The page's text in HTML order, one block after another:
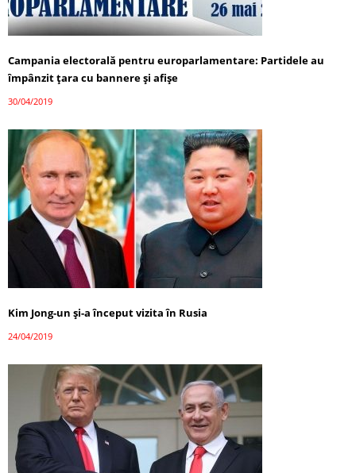
Campania electorală pentru europarlamentare: Partidele au
împânzit ţara cu bannere şi afişe
30/04/2019
Kim Jong-un şi-a început vizita în Rusia
24/04/2019